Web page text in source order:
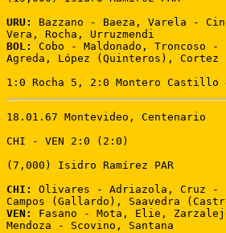
URU:
Bazzano - Baeza, Varela -
BOL:
Cobo - Maldonado, Troncoso
Agreda, López (Quinteros), Cortez
1:0 Rocha 5, 2:0 Montero Castillo
18.01.67 Montevideo, Centenario
CHI - VEN 2:0 (2:0)
(7,000) Isidro Ramírez PAR
CHI:
Olivares - Adriazola, Cruz -
VEN:
Fasano - Mota, Elie,
Mendoza - Scovino, Santana